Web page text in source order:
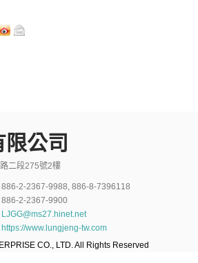
公司
二段275號2樓
886-2-2367-9988, 886-8-7396118
886-2-2367-9900
LJGG@ms27.hinet.net
https://www.lungjeng-tw.com
CO., LTD. All Rights Reserved